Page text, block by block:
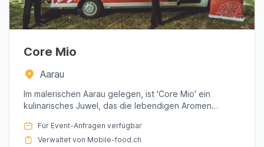
Core Mio
Aarau
Im malerischen Aarau gelegen, ist 'Core Mio' ein
kulinarisches Juwel, das die lebendigen Aromen
Für Event-Anfragen verfügbar
Verwaltet von Mobile-food.ch